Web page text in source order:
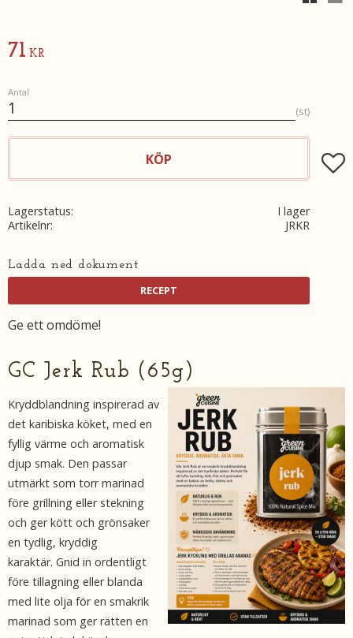
71 KR
Antal
st
KÖP
Lagerstatus
I lager
Artikelnr
JRKR
Ladda ned dokument
Ge ett omdöme!
GC Jerk Rub (65g)
Kryddblandning inspirerad av
det karibiska köket, med en
fyllig värme och aromatisk
djup smak. Den passar
utmärkt som torr marinad
före grillning eller stekning
och ger kött och grönsaker
en tydlig, kryddig
karaktär. Gnid in ordentligt
före tillagning eller blanda
med lite olja för en smakrik
marinad som ger rätten en